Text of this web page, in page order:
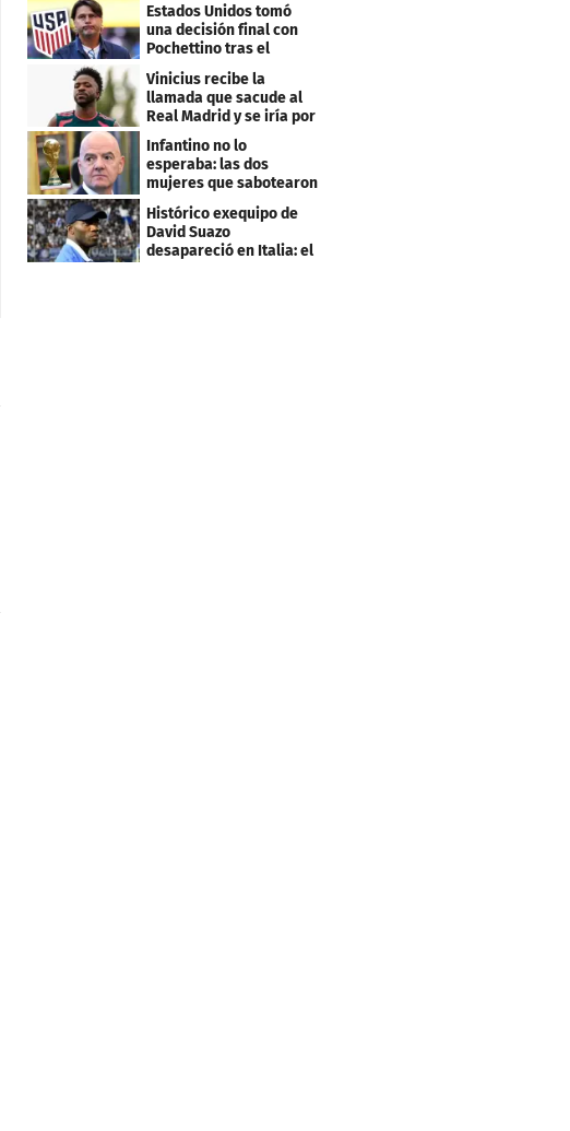
Estados Unidos tomó
una decisión final con
Pochettino tras el
Mundial
Vinicius recibe la
llamada que sacude al
Real Madrid y se iría por
este salario
Infantino no lo
esperaba: las dos
mujeres que sabotearon
sus planes con el
Mundial
Histórico exequipo de
David Suazo
desapareció en Italia: el